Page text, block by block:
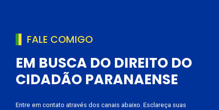
FALE COMIGO
EM BUSCA DO DIREITO DO
CIDADÃO PARANAENSE
Entre em contato através dos canais abaixo. Esclareça suas